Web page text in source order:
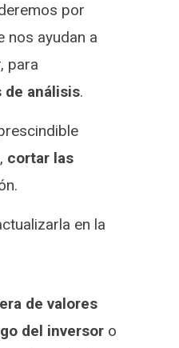
por
nos ayudan a
para
análisis.
cortar las
en la
de valores
del inversoro